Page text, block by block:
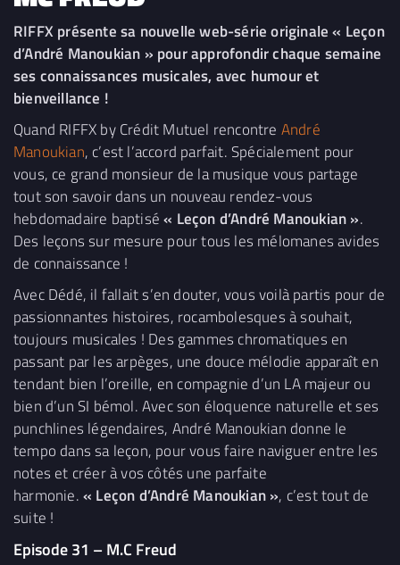
RIFFX présente sa nouvelle web-série originale « Leçon
d’André Manoukian » pour approfondir chaque semaine
ses connaissances musicales, avec humour et
bienveillance !
Quand RIFFX by Crédit Mutuel rencontre André
Manoukian, c’est l’accord parfait. Spécialement pour
vous, ce grand monsieur de la musique vous partage
tout son savoir dans un nouveau rendez-vous
hebdomadaire baptisé« Leçon d’André Manoukian ».
Des leçons sur mesure pour tous les mélomanes avides
de connaissance !
Avec Dédé, il fallait s’en douter, vous voilà partis pour de
passionnantes histoires, rocambolesques à souhait,
toujours musicales ! Des gammes chromatiques en
passant par les arpèges, une douce mélodie apparaît en
tendant bien l’oreille, en compagnie d’un LA majeur ou
bien d’un SI bémol. Avec son éloquence naturelle et ses
punchlines légendaires, André Manoukian donne le
tempo dans sa leçon, pour vous faire naviguer entre les
notes et créer à vos côtés une parfaite
harmonie. « Leçon d’André Manoukian », c’est tout de
suite !
Episode 31 – M.C Freud